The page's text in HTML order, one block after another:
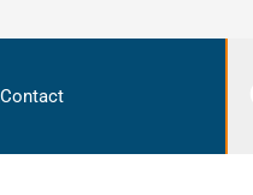
Contact